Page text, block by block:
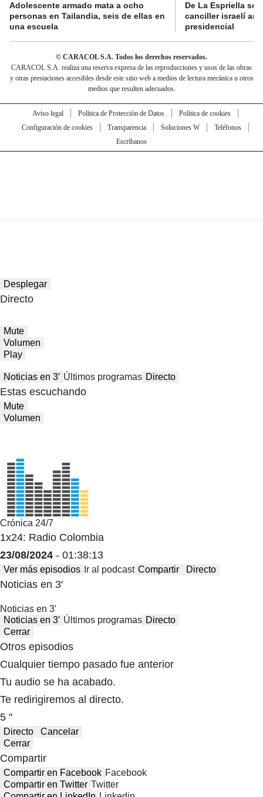
Adolescente armado mata a ocho
personas en Tailandia, seis de ellas en
una escuela
De La Espriella se
canciller israelí
presidencial
© CARACOL S.A. Todos los derechos reservados.
CARACOL S.A. realiza una reserva expresa de las reproducciones y usos de las obras
y otras prestaciones accesibles desde este sitio web a medios de lectura mecánica u otros
medios que resulten adecuados.
Aviso legal Política de Protección de Datos
Política de cookies
Configuración de cookies
Transparencia Soluciones W
Teléfonos
Escríbanos
Desplegar
Directo
Mute
Volumen
Play
Noticias en 3′ Últimos programas Directo
Estas escuchando
Mute
Volumen
Crónica 24/7
1x24: Radio Colombia
23/08/2024 - 01:38:13
Ver más episodios Ir al podcast Compartir Directo
Noticias en 3′
Noticias en 3′
Noticias en 3′ Últimos programas Directo
Cerrar
Otros episodios
Cualquier tiempo pasado fue anterior
Tu audio se ha acabado.
Te redirigiremos al directo.
5 "
Directo
Cancelar
Cerrar
Compartir
Compartir en Facebook Facebook
Compartir en Twitter Twitter